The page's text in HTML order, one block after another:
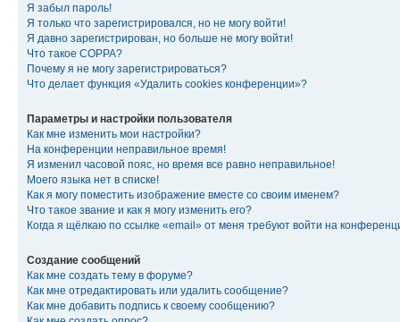
Я забыл пароль!
Я только что зарегистрировался, но не могу войти!
Я давно зарегистрирован, но больше не могу войти!
Что такое COPPA?
Почему я не могу зарегистрироваться?
Что делает функция «Удалить cookies конференции»?
Параметры и настройки пользователя
Как мне изменить мои настройки?
На конференции неправильное время!
Я изменил часовой пояс, но время все равно неправильное!
Моего языка нет в списке!
Как я могу поместить изображение вместе со своим именем?
Что такое звание и как я могу изменить его?
Когда я щёлкаю по ссылке «email» от меня требуют войти на
Создание сообщений
Как мне создать тему в форуме?
Как мне отредактировать или удалить сообщение?
Как мне добавить подпись к своему сообщению?